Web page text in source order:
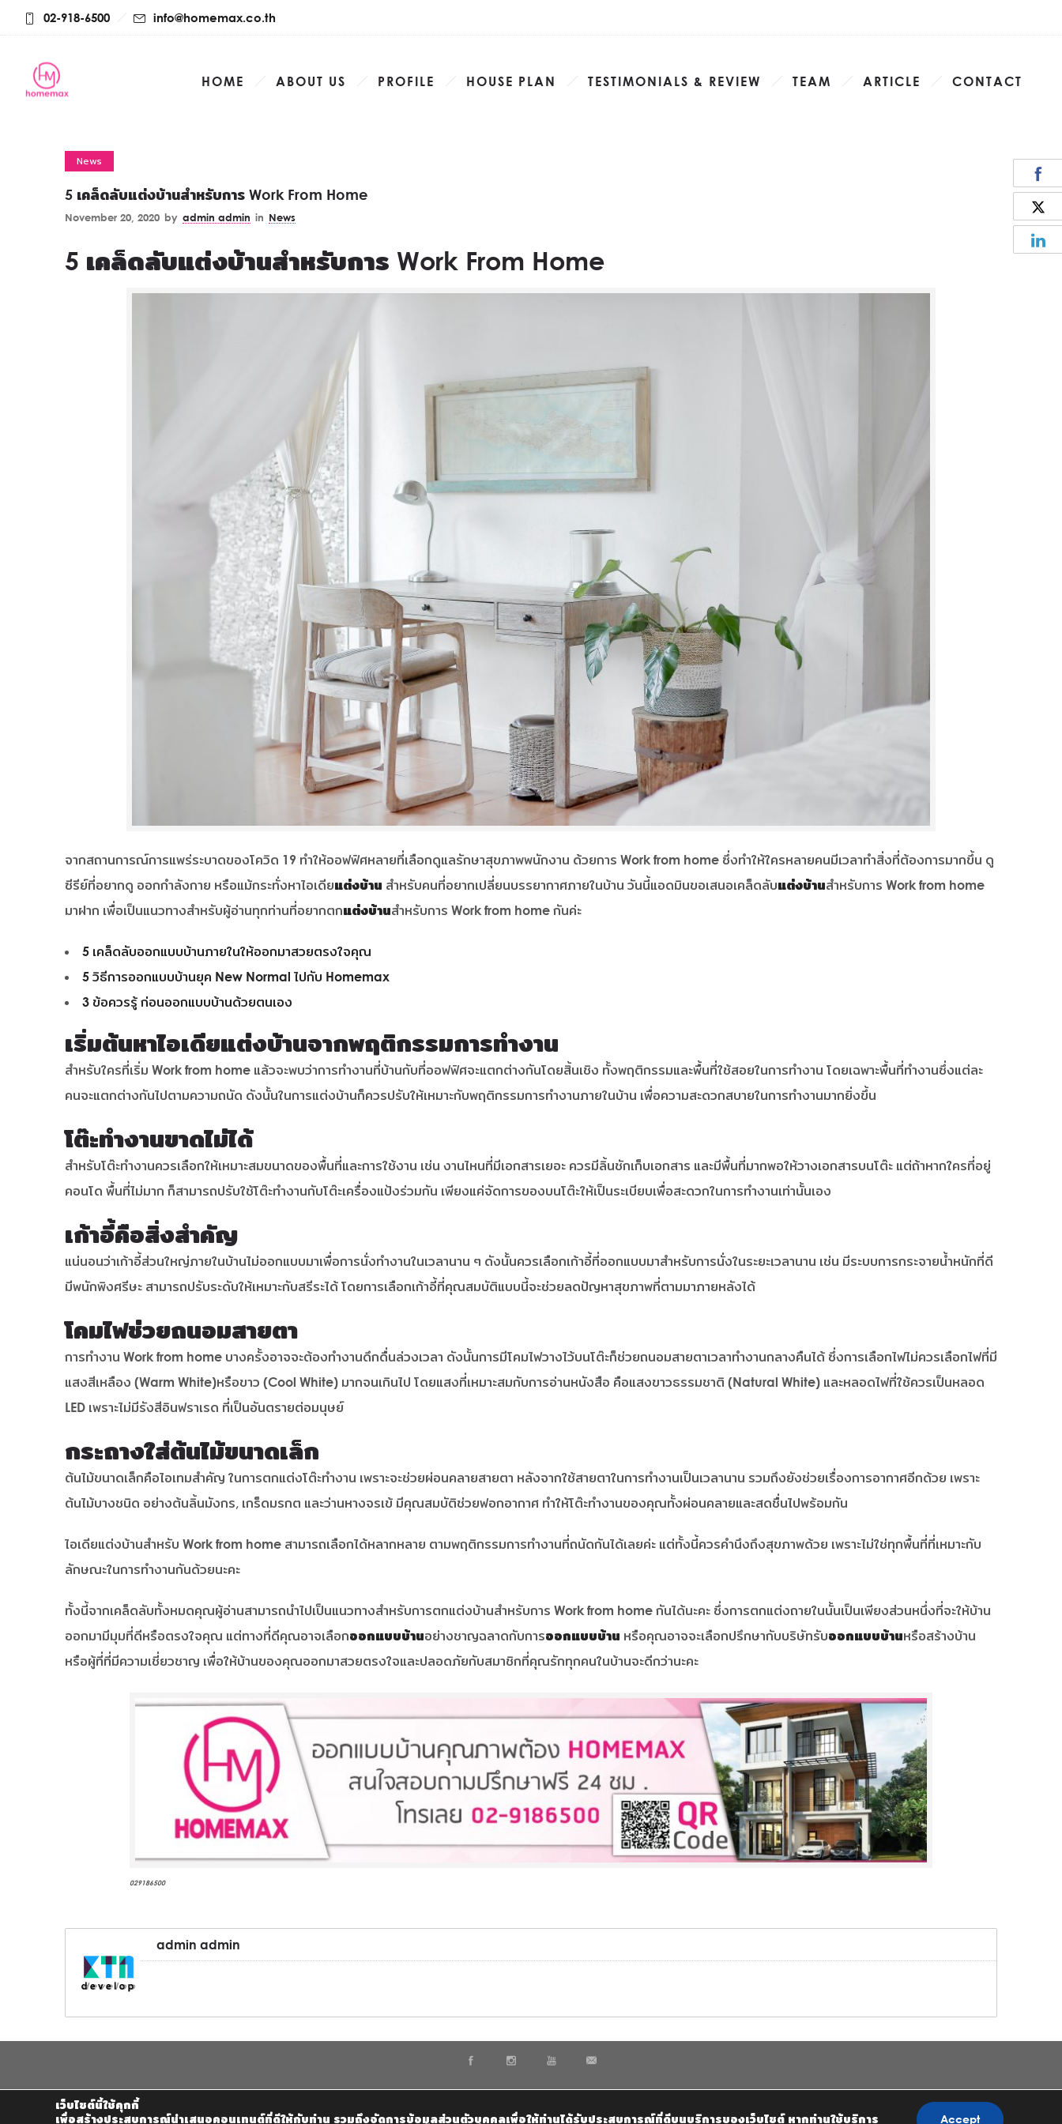
02-918-6500 info@homemax.co.th
HOME ABOUT US PROFILE HOUSE PLAN TESTIMONIALS & REVIEW TEAM ARTICLE CONTACT
News
5 เคล็ดลับแต่งบ้านสำหรับการ Work From Home
November 20, 2020 by admin admin in News
5 เคล็ดลับแต่งบ้านสำหรับการ Work From Home
จากสถานการณ์การแพร่ระบาดของโควิด 19 ทำให้ออฟฟิศหลายที่เลือกดูแลรักษาสุขภาพพนักงาน ด้วยการ Work from home ซึ่งทำให้ใครหลายคนมีเวลาทำสิ่งที่ต้องการมากขึ้น ดู
ซีรีย์ที่อยากดู ออกกำลังกาย หรือแม้กระทั่งหาไอเดียแต่งบ้าน สำหรับคนที่อยากเปลี่ยนบรรยากาศภายในบ้าน วันนี้แอดมินขอเสนอเคล็ดลับแต่งบ้านสำหรับการ Work from home
มาฝาก เพื่อเป็นแนวทางสำหรับผู้อ่านทุกท่านที่อยากตกแต่งบ้านสำหรับการ Work from home กันค่ะ
5 เคล็ดลับออกแบบบ้านภายในให้ออกมาสวยตรงใจคุณ
5 วิธีการออกแบบบ้านยุค New Normal ไปกับ Homemax
3 ข้อควรรู้ ก่อนออกแบบบ้านด้วยตนเอง
เริ่มต้นหาไอเดียแต่งบ้านจากพฤติกรรมการทำงาน
สำหรับใครที่เริ่ม Work from home แล้วจะพบว่าการทำงานที่บ้านกับที่ออฟฟิศจะแตกต่างกันโดยสิ้นเชิง ทั้งพฤติกรรมและพื้นที่ใช้สอยในการทำงาน โดยเฉพาะพื้นที่ทำงานซึ่งแต่ละ
คนจะแตกต่างกันไปตามความถนัด ดังนั้นในการแต่งบ้านก็ควรปรับให้เหมาะกับพฤติกรรมการทำงานภายในบ้าน เพื่อความสะดวกสบายในการทำงานมากยิ่งขึ้น
โต๊ะทำงานขาดไม่ได้
สำหรับโต๊ะทำงานควรเลือกให้เหมาะสมขนาดของพื้นที่และการใช้งาน เช่น งานไหนที่มีเอกสารเยอะ ควรมีลิ้นชักเก็บเอกสาร และมีพื้นที่มากพอให้วางเอกสารบนโต๊ะ แต่ถ้าหากใครที่อยู่
คอนโด พื้นที่ไม่มาก ก็สามารถปรับใช้โต๊ะทำงานกับโต๊ะเครื่องแป้งร่วมกัน เพียงแค่จัดการของบนโต๊ะให้เป็นระเบียบเพื่อสะดวกในการทำงานเท่านั้นเอง
เก้าอี้คือสิ่งสำคัญ
แน่นอนว่าเก้าอี้ส่วนใหญ่ภายในบ้านไม่ออกแบบมาเพื่อการนั่งทำงานในเวลานาน ๆ ดังนั้นควรเลือกเก้าอี้ที่ออกแบบมาสำหรับการนั่งในระยะเวลานาน เช่น มีระบบการกระจายน้ำหนักที่ดี
มีพนักพิงศรีษะ สามารถปรับระดับให้เหมาะกับสรีระได้ โดยการเลือกเก้าอี้ที่คุณสมบัติแบบนี้จะช่วยลดปัญหาสุขภาพที่ตามมาภายหลังได้
โคมไฟช่วยถนอมสายตา
การทำงาน Work from home บางครั้งอาจจะต้องทำงานดึกดื่นล่วงเวลา ดังนั้นการมีโคมไฟวางไว้บนโต๊ะก็ช่วยถนอมสายตาเวลาทำงานกลางคืนได้ ซึ่งการเลือกไฟไม่ควรเลือกไฟที่มี
แสงสีเหลือง (Warm White)หรือขาว (Cool White) มากจนเกินไป โดยแสงที่เหมาะสมกับการอ่านหนังสือ คือแสงขาวธรรมชาติ (Natural White) และหลอดไฟที่ใช้ควรเป็นหลอด
LED เพราะไม่มีรังสีอินฟราเรด ที่เป็นอันตรายต่อมนุษย์
กระถางใส่ต้นไม้ขนาดเล็ก
ต้นไม้ขนาดเล็กคือไอเทมสำคัญ ในการตกแต่งโต๊ะทำงาน เพราะจะช่วยผ่อนคลายสายตา หลังจากใช้สายตาในการทำงานเป็นเวลานาน รวมถึงยังช่วยเรื่องการอากาศอีกด้วย เพราะ
ต้นไม้บางชนิด อย่างต้นลิ้นมังกร, เกร็ดมรกต และว่านหางจรเข้ มีคุณสมบัติช่วยฟอกอากาศ ทำให้โต๊ะทำงานของคุณทั้งผ่อนคลายและสดชื่นไปพร้อมกัน
ไอเดียแต่งบ้านสำหรับ Work from home สามารถเลือกได้หลากหลาย ตามพฤติกรรมการทำงานที่ถนัดกันได้เลยค่ะ แต่ทั้งนี้ควรคำนึงถึงสุขภาพด้วย เพราะไม่ใช่ทุกพื้นที่ที่เหมาะกับ
ลักษณะในการทำงานกันด้วยนะคะ
ทั้งนี้จากเคล็ดลับทั้งหมดคุณผู้อ่านสามารถนำไปเป็นแนวทางสำหรับการตกแต่งบ้านสำหรับการ Work from home กันได้นะคะ ซึ่งการตกแต่งถายในนั้นเป็นเพียงส่วนหนึ่งที่จะให้บ้าน
ออกมามีมุมที่ดีหรือตรงใจคุณ แต่ทางที่ดีคุณอาจเลือกออกแบบบ้านอย่างชาญฉลาดกับการออกแบบบ้าน หรือคุณอาจจะเลือกปรึกษากับบริษัทรับออกแบบบ้านหรือสร้างบ้าน
หรือผู้ที่ที่มีความเชี่ยวชาญ เพื่อให้บ้านของคุณออกมาสวยตรงใจและปลอดภัยกับสมาชิกที่คุณรักทุกคนในบ้านจะดีกว่านะคะ
029186500
admin admin
© 2020 Homemax The Builder Co., Ltd - Design by KTn develop.
เว็บไซต์นี้ใช้คุกกี้
เพื่อสร้างประสบการณ์นำเสนอคอนเทนต์ที่ดีให้กับท่าน รวมถึงจัดการข้อมูลส่วนตัวบุคคลเพื่อให้ท่านได้รับประสบการณ์ที่ดีบนบริการของเว็บไซต์ หากท่านใช้บริการ
Accept